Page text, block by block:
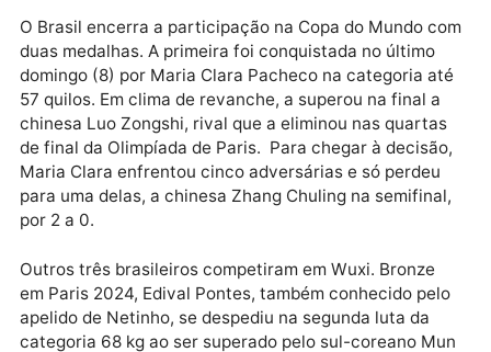
2 a 1.
“Saindo daqui da China, campeão mundial por
sentimento inexplicável e gratidão total a Deus por
essa oportunidade…” comemorou Henrique Marques
empublicação em sua conta no Instagram.
O Brasil encerra a participação na Copa do Mundo
duas medalhas. A primeira foi conquistada no último
domingo (8) por Maria Clara Pacheco na categoria
57 quilos. Em clima de revanche, a superou na final a
chinesa Luo Zongshi, rival que a eliminou nas
de final da Olimpíada de Paris. Para chegar à